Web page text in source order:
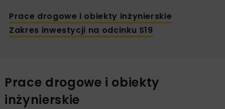
Prace drogowe i obiekty inżynierskie
Zakres inwestycji na odcinku S19
Prace drogowe i obiekty
inżynierskie